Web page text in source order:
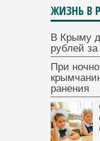
ЖИЗНЬ В
В Крыму
рублей
При
ранения